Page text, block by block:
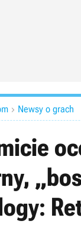
 Newsy o grach